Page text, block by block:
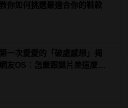
你如何挑選最適合你的鞋款
一次愛愛的「破處感想」揭
友OS：怎麼跟謎片差這麼